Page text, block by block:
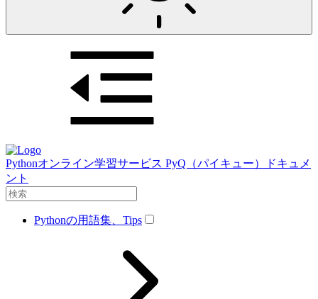
Pythonオンライン学習サービス PyQ（パイキュー）ドキュメ
ント
Pythonの用語集、Tips